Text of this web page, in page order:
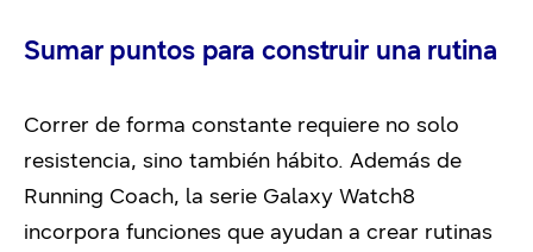
Sumar puntos para construir una rutina
Correr de forma constante requiere no solo
resistencia, sino también hábito. Además de
Running Coach, la serie Galaxy Watch8
incorpora funciones que ayudan a crear rutinas